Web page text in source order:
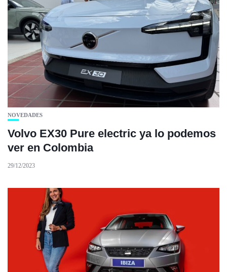
NOVEDADES
Volvo EX30 Pure electric ya lo podemos
ver en Colombia
29/12/2023